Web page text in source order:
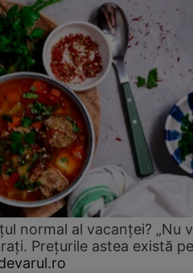
normal al vacanței? „Nu
Prețurile astea există